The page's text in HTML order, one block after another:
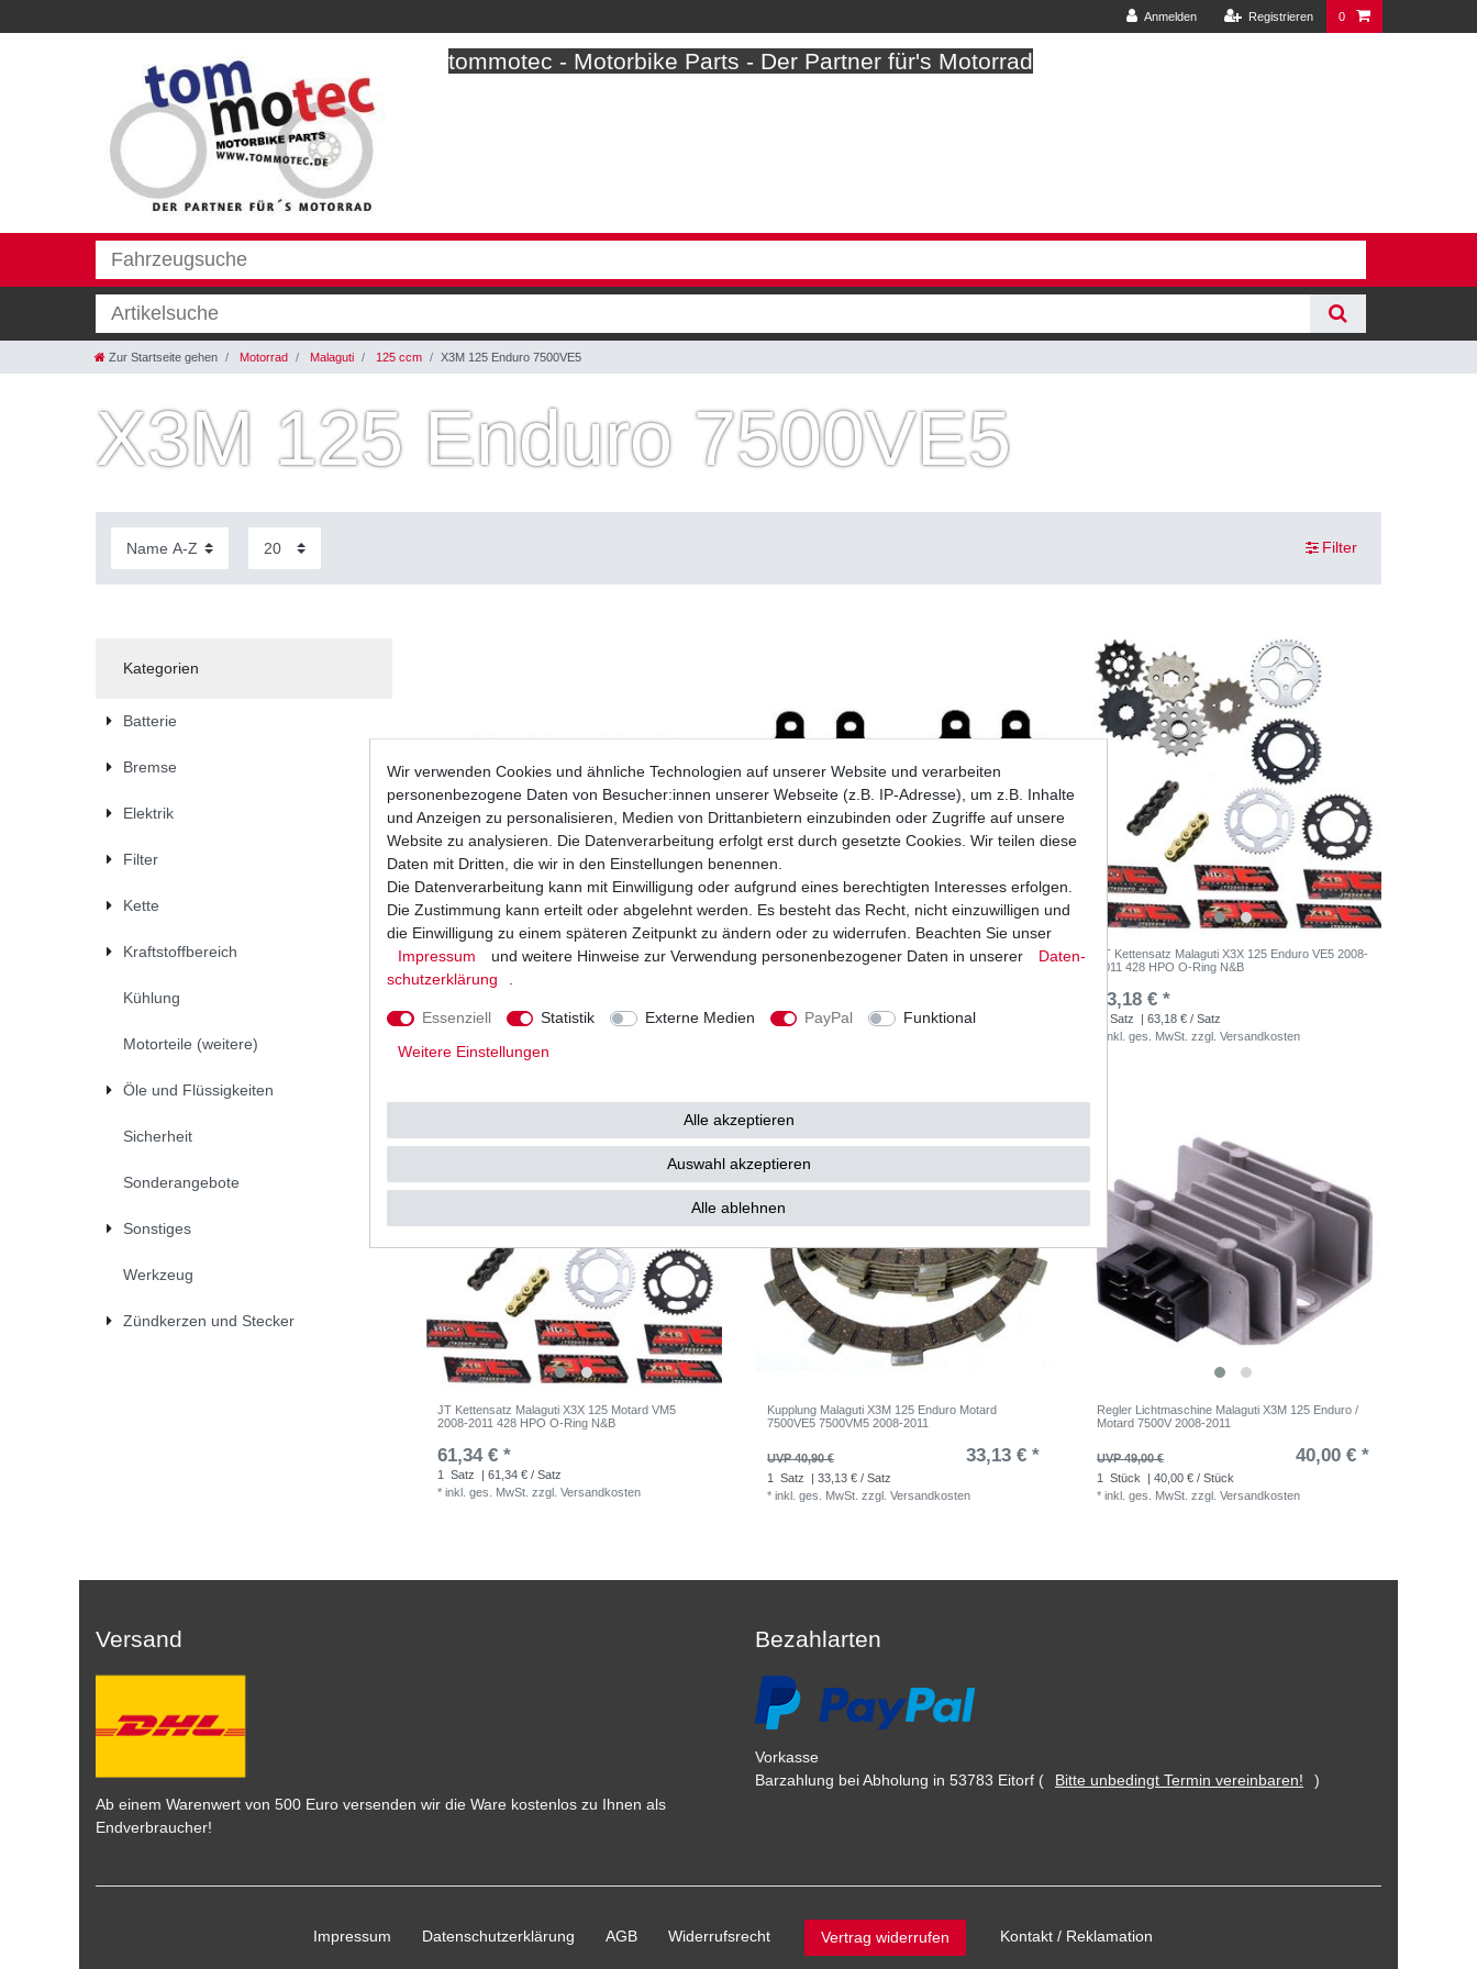
Anmelden Registrieren 0
tommotec - Motorbike Parts - Der Partner für's Motorrad
Zur Startseite gehen Motorrad Malaguti 125 ccm X3M 125 Enduro 7500VE5
X3M 125 Enduro 7500VE5
Filter
Kategorien
Batterie
Bremse
Elektrik
Filter
Kette
Kraftstoffbereich
Kühlung
Motorteile (weitere)
Öle und Flüssigkeiten
Sicherheit
Sonderangebote
Sonstiges
Werkzeug
Zündkerzen und Stecker
Bremsbeläge EBC FA 115 FA115 verschiedene
*inkl. ges. MwSt.zzgl.Versandkosten
Bremsbeläge EBC FA 350 FA350 Bremsklötze
1 Satz
| 20,58 € / Satz
JT Kettensatz Malaguti X3X 125 Enduro VE5 2008-
2011 428 HPO O-Ring N&B
63,18 € *
Satz
| 63,18 € / Satz
inkl. ges. MwSt. zzgl.Versandkosten
JT Kettensatz Malaguti X3X 125 Motard VM5
2008-2011 428 HPO O-Ring N&B
61,34 € *
1 Satz
| 61,34 € / Satz
*inkl. ges. MwSt. zzgl.Versandkosten
Kupplung Malaguti X3M 125 Enduro Motard
7500VE5 7500VM5 2008-2011
UVP 40,90 € 33,13 € *
1 Satz
| 33,13 € / Satz
*inkl. ges. MwSt. zzgl.Versandkosten
Regler Lichtmaschine Malaguti X3M 125 Enduro /
Motard 7500V 2008-2011
UVP 49,00 € 40,00 € *
1 Stück
| 40,00 € / Stück
*inkl. ges. MwSt. zzgl.Versandkosten
Versand
Ab einem Warenwert von 500 Euro versenden wir die Ware kostenlos zu Ihnen als
Endverbraucher!
Bezahlarten
Vorkasse
Barzahlung bei Abholung in 53783 Eitorf (
Bitte unbedingt Termin vereinbaren! )
Impressum Daten­schutz­erklärung AGB Widerrufs­recht Vertrag widerrufen Kontakt / Reklamation
Wir verwenden Cookies und ähnliche Technologien auf unserer Website und verarbeiten
personenbezogene Daten von Besucher:innen unserer Webseite (z.B. IP-Adresse), um z.B. Inhalte
und Anzeigen zu personalisieren, Medien von Drittanbietern einzubinden oder Zugriffe auf unsere
Website zu analysieren. Die Datenverarbeitung erfolgt erst durch gesetzte Cookies. Wir teilen diese
Daten mit Dritten, die wir in den Einstellungen benennen.
Die Datenverarbeitung kann mit Einwilligung oder aufgrund eines berechtigten Interesses erfolgen.
Die Zustimmung kann erteilt oder abgelehnt werden. Es besteht das Recht, nicht einzuwilligen und
die Einwilligung zu einem späteren Zeitpunkt zu ändern oder zu widerrufen. Beachten Sie unser
Impressum
und weitere Hinweise zur Verwendung personenbezogener Daten in unserer
Daten­
schutz­erklärung
Essenziell Statistik Externe Medien PayPal
Funktional
Weitere Einstellungen
Alle akzeptieren
Auswahl akzeptieren
Alle ablehnen